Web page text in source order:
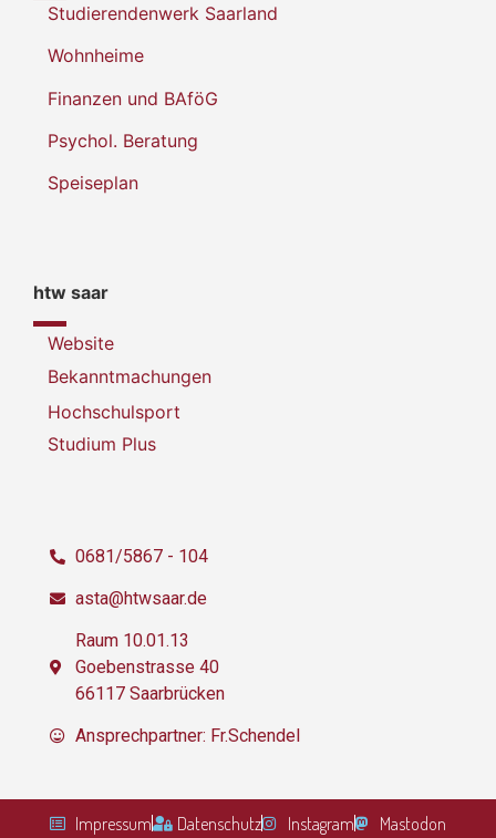
Studierendenwerk Saarland
Wohnheime
Finanzen und BAföG
Psychol. Beratung
Speiseplan
htw saar
Website
Bekanntmachungen
Hochschulsport
Studium Plus
0681/5867 - 104
asta@htwsaar.de
Raum 10.01.13
Goebenstrasse 40
66117 Saarbrücken
Ansprechpartner: Fr.Schendel
Impressum Datenschutz Instagram Mastodon